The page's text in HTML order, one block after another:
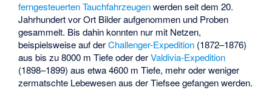
ferngesteuerten Tauchfahrzeugenwerden seit dem 20.
Jahrhundert vor Ort Bilder aufgenommen und Proben
gesammelt. Bis dahin konnten nur mit Netzen,
beispielsweise auf derChallenger-Expedition (1872–1876)
aus bis zu 8000 m Tiefe oder derValdivia-Expedition
(1898–1899) aus etwa 4600 m Tiefe, mehr oder weniger
zermatschte Lebewesen aus der Tiefsee gefangen werden.